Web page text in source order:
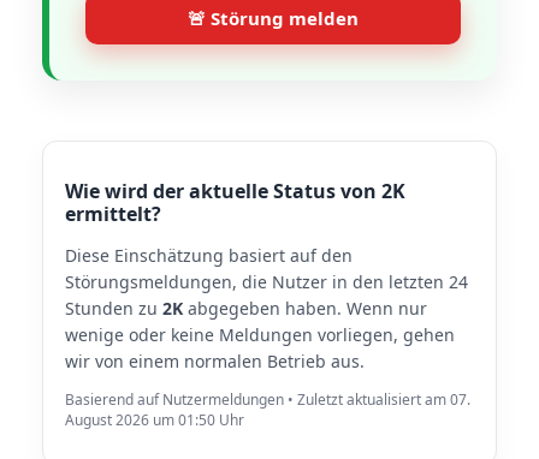
🚨 Störung melden
Wie wird der aktuelle Status von 2K
ermittelt?
Diese Einschätzung basiert auf den
Störungsmeldungen, die Nutzer in den letzten 24
Stunden zu 2K abgegeben haben. Wenn nur
wenige oder keine Meldungen vorliegen, gehen
wir von einem normalen Betrieb aus.
Basierend auf Nutzermeldungen • Zuletzt aktualisiert am 07.
August 2026 um 01:50 Uhr